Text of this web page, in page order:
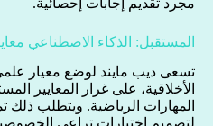
المستقبل: الذكاء الاصطناعي
تسعى ديب مايند لوضع معيار
الأخلاقية، على غرار المعايير
المهارات الرياضية. ويتطلب ذلك